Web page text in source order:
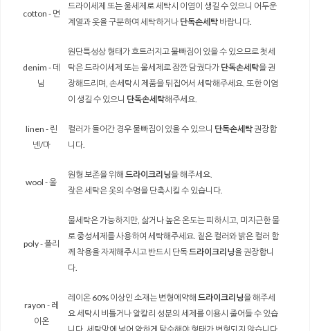
cotton - 면
드라이세제 또는 울세제로 세탁시 이염이 생길 수 있으니 어두운
계열과 옷을 구분하여 세탁하거나 단독손세탁 바랍니다.
denim - 데
님
원단특성상 형태가 흐트러지고 물빠짐이 있을 수 있으므로 첫세
탁은 드라이세제 또는 울세제로 잠깐 담궜다가 단독손세탁을 권
장해드리며, 손세탁시 제품을 뒤집어서 세탁해주세요. 또한 이염
이 생길 수 있으니 단독손세탁해주세요.
linen - 린
넨/마
컬러가 들어간 경우 물빠짐이 있을 수 있으니 단독손세탁권장합
니다.
wool - 울
원형 보존을 위해 드라이크리닝을 해주세요.
잦은 세탁은 옷의 수명을 단축시킬 수 있습니다.
poly - 폴리
물세탁은 가능하지만, 삶거나 높은 온도는 피하시고, 미지근한 물
로 중성세제를 사용하여 세탁해주세요. 짙은 컬러와 밝은 컬러 함
께 착용을 자제해주시고 반드시 단독드라이크리닝을 권장합니
다.
rayon - 레
이온
레이온 60% 이상인 소재는 변형에약해 드라이크리닝을 해주세
요 세탁시 비틀거나 알칼리 성분의 세제를 이용시 줄어들 수 있습